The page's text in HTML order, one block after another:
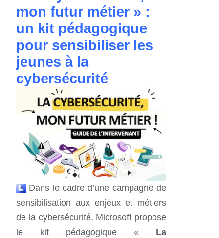
mon futur métier » :
un kit pédagogique
pour sensibiliser les
jeunes à la
cybersécurité
Dans le cadre d’une campagne de
sensibilisation aux enjeux et métiers
de la cybersécurité, Microsoft propose
le kit pédagogique « La